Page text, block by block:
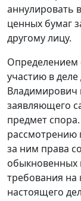
аннулировать
ценных бумаг
другому лицу.
Определением
участию в
Владимирович
заявляющего
предмет
рассмотрению
за ним права
обыкновенных
требования на
настоящего